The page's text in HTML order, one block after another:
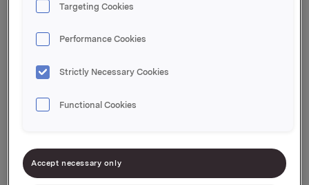
Varenummer: 07039010080712
Idun Eddik Klar er en god smakstilsetter til
eksempelvis dressing. Idun Eddik Klar er også
velegnet til sylting.
Targeting Cookies
Performance Cookies
Strictly Necessary Cookies
Functional Cookies
Accept necessary only